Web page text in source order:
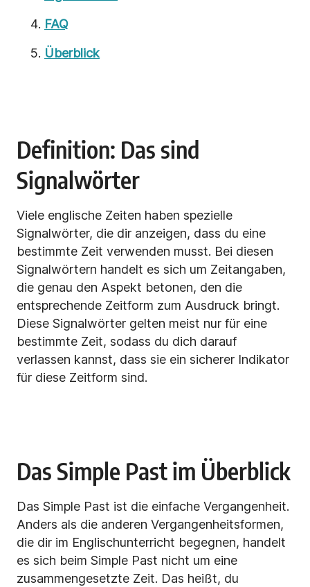
FAQ
Überblick
Definition: Das sind
Signalwörter
Viele englische Zeiten haben spezielle
Signalwörter, die dir anzeigen, dass du eine
bestimmte Zeit verwenden musst. Bei diesen
Signalwörtern handelt es sich um Zeitangaben,
die genau den Aspekt betonen, den die
entsprechende Zeitform zum Ausdruck bringt.
Diese Signalwörter gelten meist nur für eine
bestimmte Zeit, sodass du dich darauf
verlassen kannst, dass sie ein sicherer Indikator
für diese Zeitform sind.
Das Simple Past im Überblick
Das Simple Past ist die einfache Vergangenheit.
Anders als die anderen Vergangenheitsformen,
die dir im Englischunterricht begegnen, handelt
es sich beim Simple Past nicht um eine
zusammengesetzte Zeit. Das heißt, du